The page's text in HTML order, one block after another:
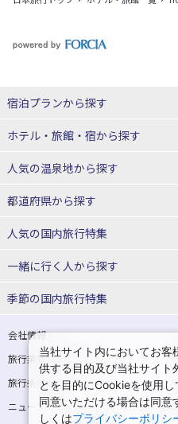
宿泊プランから探す
北海道
東北
青森県
宮城県
山形県
関東
埼玉県
茨城県
ホテル・旅館・宿から探す
北海道ホテル・旅館
青森県ホテル・旅館
宮城県ホテル・旅館
山形県ホテル・旅館
東京都ホテル・旅館
埼玉県ホテル・旅館
人気の温泉地から探す
北海道
湯の川温泉(北海道)
十勝川温泉(北海道)
洞爺湖温泉(北海道)
層雲峡温泉(北海道)
東北
花巻温泉(岩手)
都道府県から探す
北海道旅行・ツアー
東北
青森旅行・ツアー
宮城旅行・ツアー
山形旅行・ツアー
人気の国内旅行特集
東京ディズニーリゾート®への旅
一緒に行く人から探す
一人旅 国内版
カップル・夫婦旅行 国内版
卒業旅行・学生旅行 国内版
季節の国内旅行特集
桜・お花見特集
夏休み・お盆の国内旅行
8月の国内旅行
会社情報
旅行業登録票・約款
旅行条件書
ニュースリリース
当社サイト内においてお客
供する目的及び当社サイト
とを目的にCookieを使用
同意いただける場合は同
しくはプライバシーポリシ